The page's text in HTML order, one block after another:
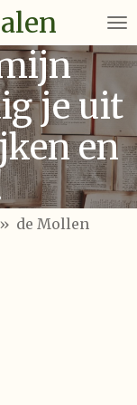
je uit
en
» de Mollen